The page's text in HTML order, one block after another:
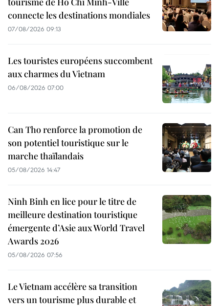
connecte les destinations mondiales
07/08/2026 09:13
Les touristes européens succombent
aux charmes du Vietnam
06/08/2026 07:00
Can Tho renforce la promotion de
son potentiel touristique sur le
marche thaïlandais
05/08/2026 14:47
Ninh Binh en lice pour le titre de
meilleure destination touristique
émergente d’Asie aux World Travel
Awards 2026
05/08/2026 07:56
Le Vietnam accélère sa transition
vers un tourisme plus durable et